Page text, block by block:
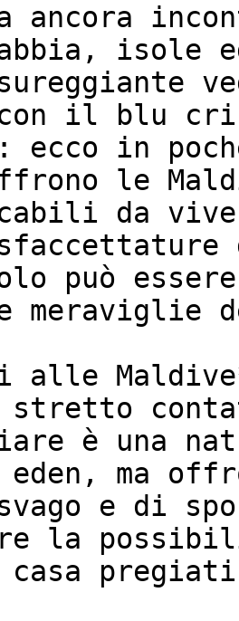
ancora
con il blu
ecco in
le
da
può
meraviglie
alle
stretto
è una
ma
e di
la
casa